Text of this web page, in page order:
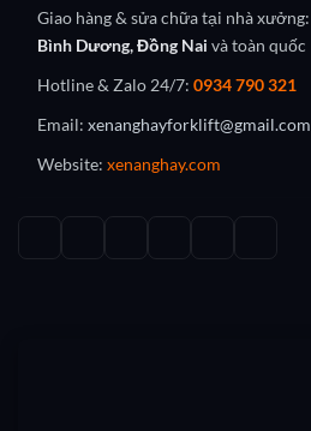
Giao hàng & sửa chữa tại nhà xưởng:
Bình Dương, Đồng Nai và toàn quốc
Hotline & Zalo 24/7: 0934 790 321
Email: xenanghayforklift@gmail.com
Website: xenanghay.com